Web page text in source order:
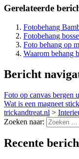
Gerelateerde
Fotobehang
Fotobehang
Foto behang op
Waarom behang
Bericht
Foto op canvas bergen
Wat is een magneet
trickandtreat.nl >
Zoeken naar:
Recente